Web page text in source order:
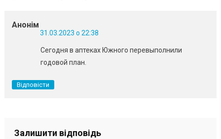
Анонім
31.03.2023 о 22:38
Сегодня в аптеках Южного перевыполнили
годовой план.
Відповісти
Залишити відповідь